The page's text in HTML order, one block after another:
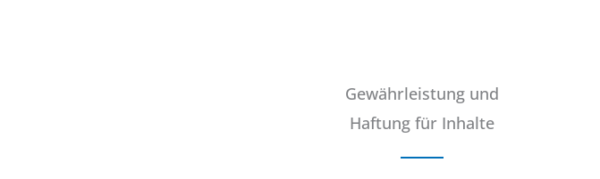
Gewährleistung und
Haftung für Inhalte